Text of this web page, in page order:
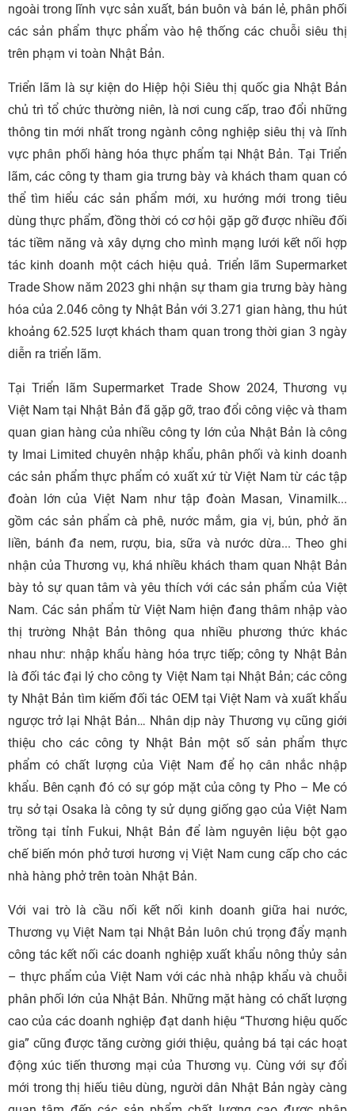
ngoài trong lĩnh vực sản xuất, bán buôn và bán lẻ, phân phối
các sản phẩm thực phẩm vào hệ thống các chuỗi siêu thị
trên phạm vi toàn Nhật Bản.
Triển lãm là sự kiện do Hiệp hội Siêu thị quốc gia Nhật Bản
chủ trì tổ chức thường niên, là nơi cung cấp, trao đổi những
thông tin mới nhất trong ngành công nghiệp siêu thị và lĩnh
vực phân phối hàng hóa thực phẩm tại Nhật Bản. Tại Triển
lãm, các công ty tham gia trưng bày và khách tham quan có
thể tìm hiểu các sản phẩm mới, xu hướng mới trong tiêu
dùng thực phẩm, đồng thời có cơ hội gặp gỡ được nhiều đối
tác tiềm năng và xây dựng cho mình mạng lưới kết nối hợp
tác kinh doanh một cách hiệu quả. Triển lãm Supermarket
Trade Show năm 2023 ghi nhận sự tham gia trưng bày hàng
hóa của 2.046 công ty Nhật Bản với 3.271 gian hàng, thu hút
khoảng 62.525 lượt khách tham quan trong thời gian 3 ngày
diễn ra triển lãm.
Tại Triển lãm Supermarket Trade Show 2024, Thương vụ
Việt Nam tại Nhật Bản đã gặp gỡ, trao đổi công việc và tham
quan gian hàng của nhiều công ty lớn của Nhật Bản là công
ty Imai Limited chuyên nhập khẩu, phân phối và kinh doanh
các sản phẩm thực phẩm có xuất xứ từ Việt Nam từ các tập
đoàn lớn của Việt Nam như tập đoàn Masan, Vinamilk...
gồm các sản phẩm cà phê, nước mắm, gia vị, bún, phở ăn
liền, bánh đa nem, rượu, bia, sữa và nước dừa... Theo ghi
nhận của Thương vụ, khá nhiều khách tham quan Nhật Bản
bày tỏ sự quan tâm và yêu thích với các sản phẩm của Việt
Nam. Các sản phẩm từ Việt Nam hiện đang thâm nhập vào
thị trường Nhật Bản thông qua nhiều phương thức khác
nhau như: nhập khẩu hàng hóa trực tiếp; công ty Nhật Bản
là đối tác đại lý cho công ty Việt Nam tại Nhật Bản; các công
ty Nhật Bản tìm kiếm đối tác OEM tại Việt Nam và xuất khẩu
ngược trở lại Nhật Bản… Nhân dịp này Thương vụ cũng giới
thiệu cho các công ty Nhật Bản một số sản phẩm thực
phẩm có chất lượng của Việt Nam để họ cân nhắc nhập
khẩu. Bên cạnh đó có sự góp mặt của công ty Pho – Me có
trụ sở tại Osaka là công ty sử dụng giống gạo của Việt Nam
trồng tại tỉnh Fukui, Nhật Bản để làm nguyên liệu bột gạo
chế biến món phở tươi hương vị Việt Nam cung cấp cho các
nhà hàng phở trên toàn Nhật Bản.
Với vai trò là cầu nối kết nối kinh doanh giữa hai nước,
Thương vụ Việt Nam tại Nhật Bản luôn chú trọng đẩy mạnh
công tác kết nối các doanh nghiệp xuất khẩu nông thủy sản
– thực phẩm của Việt Nam với các nhà nhập khẩu và chuỗi
phân phối lớn của Nhật Bản. Những mặt hàng có chất lượng
cao của các doanh nghiệp đạt danh hiệu “Thương hiệu quốc
gia” cũng được tăng cường giới thiệu, quảng bá tại các hoạt
động xúc tiến thương mại của Thương vụ. Cùng với sự đổi
mới trong thị hiếu tiêu dùng, người dân Nhật Bản ngày càng